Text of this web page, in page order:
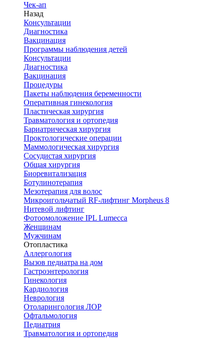
Чек-ап
Назад
Консультации
Диагностика
Вакцинация
Программы наблюдения детей
Консультации
Диагностика
Вакцинация
Процедуры
Пакеты наблюдения беременности
Оперативная гинекология
Пластическая хирургия
Травматология и ортопедия
Бариатрическая хирургия
Проктологические операции
Маммологическая хирургия
Сосудистая хирургия
Общая хирургия
Биоревитализация
Ботулинотерапия
Мезотерапия для волос
Микроигольчатый RF-лифтинг Morpheus 8
Нитевой лифтинг
Фотоомоложение IPL Lumecca
Женщинам
Мужчинам
Отопластика
Аллергология
Вызов педиатра на дом
Гастроэнтерология
Гинекология
Кардиология
Неврология
Отоларингология ЛОР
Офтальмология
Педиатрия
Травматология и ортопедия